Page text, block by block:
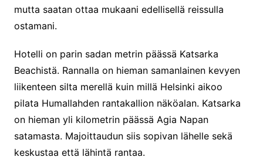
mutta saatan ottaa mukaani edellisellä reissulla
ostamani.
Hotelli on parin sadan metrin päässä Katsarka
Beachistä. Rannalla on hieman samanlainen kevyen
liikenteen silta merellä kuin millä Helsinki aikoo
pilata Humallahden rantakallion näköalan. Katsarka
on hieman yli kilometrin päässä Agia Napan
satamasta. Majoittaudun siis sopivan lähelle sekä
keskustaa että lähintä rantaa.